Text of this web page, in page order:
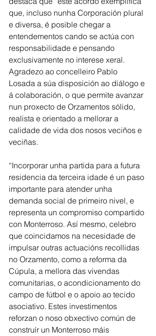
que, incluso nunha Corporación plural
e diversa, é posible chegar a
entendementos cando se actúa con
responsabilidade e pensando
exclusivamente no interese xeral.
Agradezo ao concelleiro Pablo
Losada a súa disposición ao diálogo e
á colaboración, o que permite avanzar
nun proxecto de Orzamentos sólido,
realista e orientado a mellorar a
calidade de vida dos nosos veciños e
veciñas.
“Incorporar unha partida para a futura
residencia da terceira idade é un paso
importante para atender unha
demanda social de primeiro nivel, e
representa un compromiso compartido
con Monterroso. Así mesmo, celebro
que coincidamos na necesidade de
impulsar outras actuacións recollidas
no Orzamento, como a reforma da
Cúpula, a mellora das vivendas
comunitarias, o acondicionamento do
campo de fútbol e o apoio ao tecido
asociativo. Estes investimentos
reforzan o noso obxectivo común de
construír un Monterroso máis